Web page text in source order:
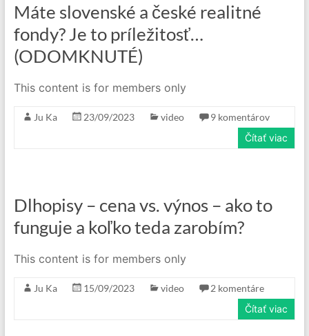
Máte slovenské a české realitné
fondy? Je to príležitosť…
(ODOMKNUTÉ)
This content is for members only
Ju Ka 23/09/2023 video
9 komentárov
Čítať viac
Dlhopisy – cena vs. výnos – ako to
funguje a koľko teda zarobím?
This content is for members only
Ju Ka 15/09/2023 video
2 komentáre
Čítať viac